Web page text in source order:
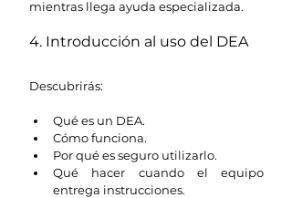
mientras llega ayuda especializada.
4. Introducción al uso del DEA
Descubrirás:
Qué es un DEA.
Cómo funciona.
Por qué es seguro utilizarlo.
Qué hacer cuando el equipo
entrega instrucciones.